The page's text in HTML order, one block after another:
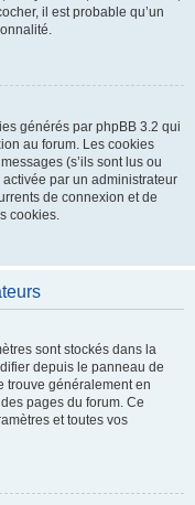
il est probable qu’un
générés par phpBB 3.2 qui
au forum. Les cookies
(s’ils sont lus ou
par un administrateur
de connexion et de
cookies.
sont stockés dans la
depuis le panneau de
trouve généralement en
pages du forum. Ce
et toutes vos